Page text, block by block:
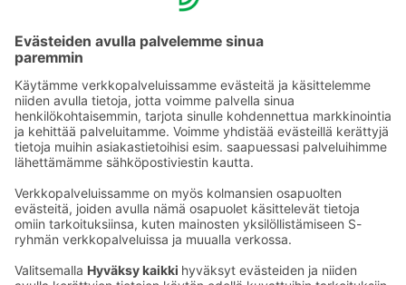
Sähköpostiosoitteet S-ryhmässä ovat muotoa
etunimi.sukunimi@sok.fi
Seuraa meitä: